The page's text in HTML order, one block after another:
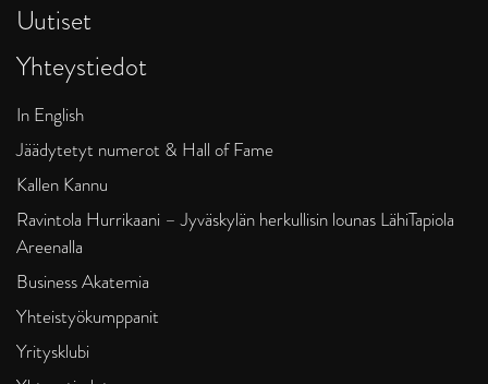
Uutiset
Yhteystiedot
In English
Jäädytetyt numerot & Hall of Fame
Kallen Kannu
Ravintola Hurrikaani – Jyväskylän herkullisin lounas LähiTapiola
Areenalla
Business Akatemia
Yhteistyökumppanit
Yritysklubi